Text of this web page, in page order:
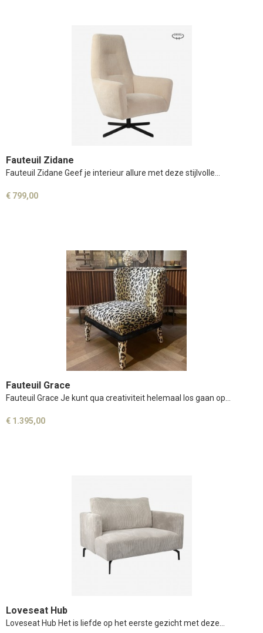
Fauteuil Zidane
Fauteuil Zidane Geef je interieur allure met deze stijlvolle…
€ 799,00
Fauteuil Grace
Fauteuil Grace Je kunt qua creativiteit helemaal los gaan op…
€ 1.395,00
Loveseat Hub
Loveseat Hub Het is liefde op het eerste gezicht met deze…